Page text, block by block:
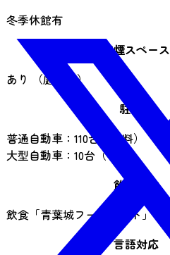
冬季休館有
喫煙スペース
あり （庭園内）
駐車場
普通自動車：110台（有料）
大型自動車：10台（有料）
飲食施設
飲食「青葉城フードコート」あり
言語対応